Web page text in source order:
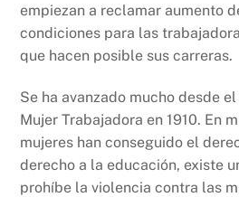
empiezan a reclamar aumento
condiciones para las
que hacen posible sus carreras.
Se ha avanzado mucho desde
Mujer Trabajadora en 1910. En
mujeres han conseguido el
derecho a la educación, existe
prohíbe la violencia contra las